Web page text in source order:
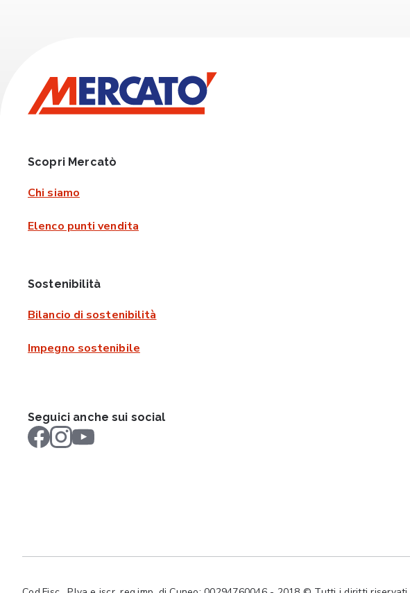
Scopri Mercatò
Chi siamo
Elenco punti vendita
Sostenibilità
Bilancio di sostenibilità
Impegno sostenibile
Seguici anche sui social